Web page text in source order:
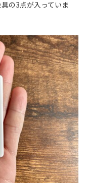
の3点が入っていま